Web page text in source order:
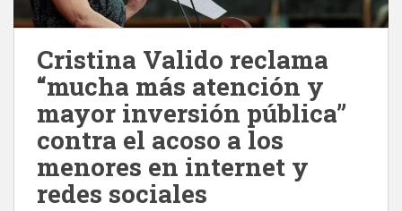
Cristina Valido reclama
“mucha más atención y
mayor inversión pública”
contra el acoso a los
menores en internet y
redes sociales